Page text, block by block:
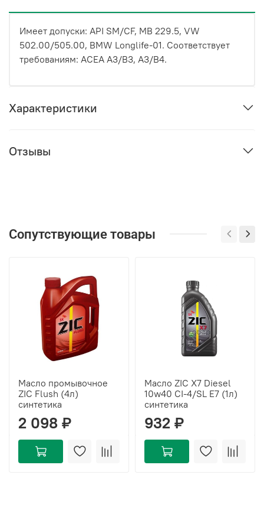
Имеет допуски: API SM/CF, MB 229.5, VW
502.00/505.00, BMW Longlife-01. Соответствует
требованиям: ACEA A3/B3, A3/B4.
Характеристики
Отзывы
Сопутствующие товары
Масло промывочное
ZIC Flush (4л)
синтетика
2 098 ₽
Масло ZIC X7 Diesel
10w40 CI-4/SL E7 (1л)
синтетика
932 ₽